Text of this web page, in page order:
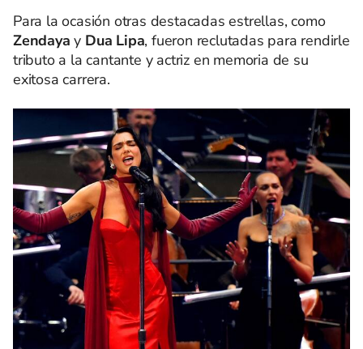
Para la ocasión otras destacadas estrellas, como
Zendayay Dua Lipa, fueron reclutadas para rendirle
tributo a la cantante y actriz en memoria de su
exitosa carrera.